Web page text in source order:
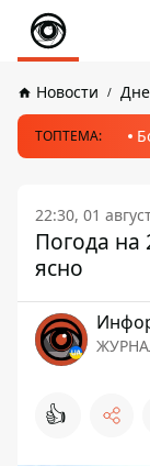
Новости
ТОПТЕМА:
22:30, 01
Погода на
ясно
👍